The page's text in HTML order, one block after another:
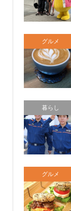
グルメ
暮らし
グルメ